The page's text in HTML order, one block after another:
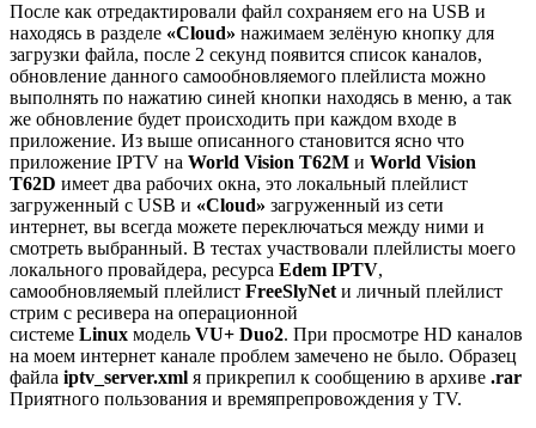
После как отредактировали файл сохраняем его на USB и
находясь в разделе «Cloud» нажимаем зелёную кнопку для
загрузки файла, после 2 секунд появится список каналов,
обновление данного самообновляемого плейлиста можно
выполнять по нажатию синей кнопки находясь в меню, а так
же обновление будет происходить при каждом входе в
приложение. Из выше описанного становится ясно что
приложение IPTV на World Vision T62M и World Vision
T62D имеет два рабочих окна, это локальный плейлист
загруженный с USB и «Cloud» загруженный из сети
интернет, вы всегда можете переключаться между ними и
смотреть выбранный. В тестах участвовали плейлисты моего
локального провайдера, ресурса Edem IPTV,
самообновляемый плейлист FreeSlyNet и личный плейлист
стрим с ресивера на операционной
системе Linux модель VU+ Duo2. При просмотре HD каналов
на моем интернет канале проблем замечено не было. Образец
файла iptv_server.xml я прикрепил к сообщению в архиве .rar
Приятного пользования и времяпрепровождения у TV.